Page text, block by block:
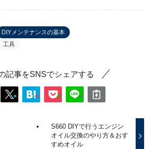
DIYメンテナンスの基本
工具
記事をSNSでシェアする
S660 DIYで行うエンジン
オイル交換のやり方＆おす
すめオイル